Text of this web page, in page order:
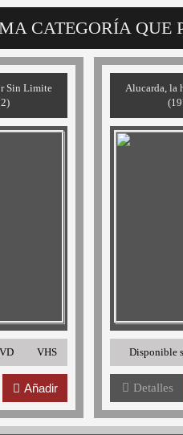
CATEGORÍA QUE
Sin Limite
VHS
Añadir
Alucarda, la
Disponible
Detalles